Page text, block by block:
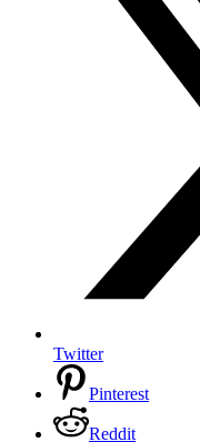
Twitter
Pinterest
Reddit